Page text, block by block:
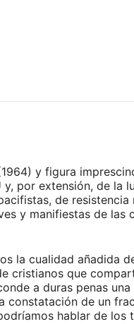
y figura
por extensión, de la
de resistencia
y manifiestas de las
la cualidad añadida
cristianos que
a duras penas
constatación de un
hablar de los